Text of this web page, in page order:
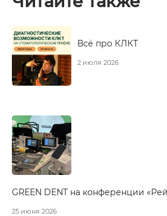
Всё про КЛКТ
2 июля 2026
GREEN DENT на конференции
25 июня 2026